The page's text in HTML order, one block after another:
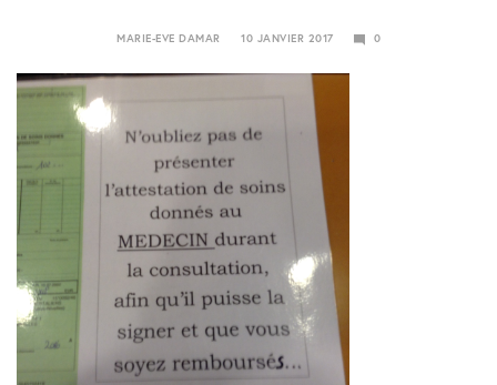
MARIE-EVE DAMAR
10 JANVIER 2017
JANVIER
0